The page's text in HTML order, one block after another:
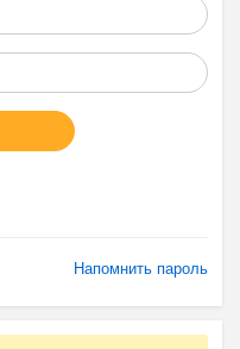
Напомнить пароль